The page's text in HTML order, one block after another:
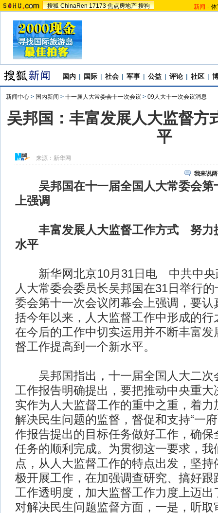
搜狐 ChinaRen 17173 焦点房地产 搜狗 新闻 -
国内 | 国际 | 社会 | 军事 | 公益 | 评论 | 社区 |
新闻中心 > 国内新闻 > 十一届人大常委会十一次会议 > 09人大十一次会议消息
吴邦国：丰富发展人大监督方
平
来源： 新华网
我来说
吴邦国在十一届全国人大常委会
上强调
丰富发展人大监督工作方式 努力
水平
新华网北京10月31日电 中共中央
人大常委会委员长吴邦国在31日举行
委会第十一次会议闭幕会上强调，要认
括今年以来，人大监督工作中形成的行
在今后的工作中切实运用并不断丰富发
督工作提高到一个新水平。
吴邦国指出，十一届全国人大二次
工作报告明确提出，要把推动中央重大
实作为人大监督工作的重中之重，着力
解决民生问题的监督，督促和支持“一
作报告提出的目标任务做好工作，确保
任务的顺利完成。为贯彻这一要求，我
点，从人大监督工作的特点出发，坚
极开展工作，在加强调查研究、搞好跟
工作透明度，加大监督工作力度上迈出
对解决民生问题监督方面，一是，听取